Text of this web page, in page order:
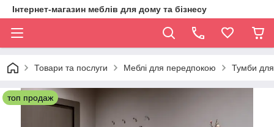
Інтернет-магазин меблів для дому та бізнесу
Товари та послуги Меблі для передпокою Тумби для
топ продаж